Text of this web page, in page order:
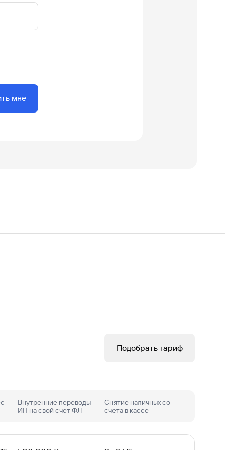
мне
Подобрать тариф
Внутренние переводы
ИП на свой счет ФЛ
Снятие наличных со
счета в кассе